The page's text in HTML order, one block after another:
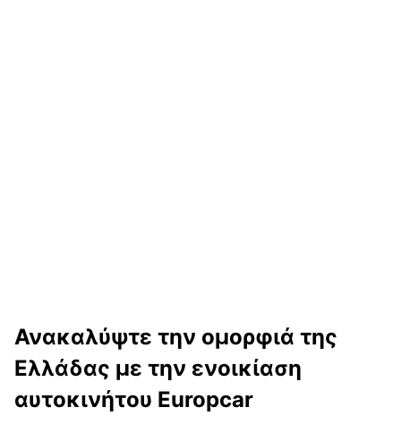
Ανακαλύψτε την ομορφιά της
Ελλάδας με την ενοικίαση
αυτοκινήτου Europcar